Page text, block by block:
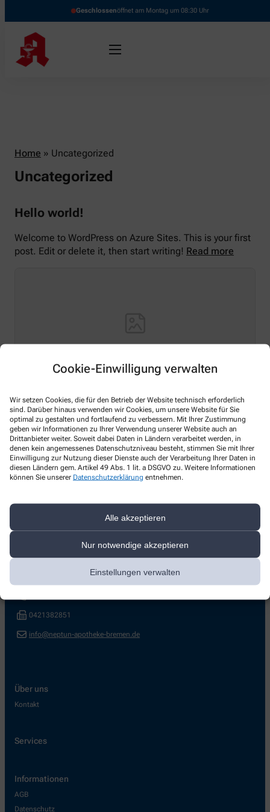
Cookie-Einwilligung verwalten
Wir setzen Cookies, die für den Betrieb der Website technisch erforderlich
sind. Darüber hinaus verwenden wir Cookies, um unsere Website für Sie
optimal zu gestalten und fortlaufend zu verbessern. Mit Ihrer Zustimmung
geben wir Informationen zu Ihrer Verwendung unserer Website auch an
Drittanbieter weiter. Soweit dabei Daten in Ländern verarbeitet werden, in
denen kein angemessenes Datenschutzniveau besteht, stimmen Sie mit Ihrer
Einwilligung zur Nutzung dieser Dienste auch der Verarbeitung Ihrer Daten in
diesen Ländern gem. Artikel 49 Abs. 1 lit. a DSGVO zu. Weitere Informationen
können Sie unserer Datenschutzerklärung entnehmen.
Alle akzeptieren
Nur notwendige akzeptieren
Einstellungen verwalten
Geschlossenöffnet am Montag um 08:30 Uhr
Home » Uncategorized
Uncategorized
Hello world!
Welcome to WordPress on Azure Sites. This is your first
post. Edit or delete it, then start writing! Read more
Hello world!
Welcome to WordPress on Azure Sites. This is your first
post. Edit or delete it, then start writing!
Mehr lesen
Kontakt
Neptun-Apotheke
0421382851
info@neptun-apotheke-bremen.de
Über uns
Kontakt
Services
Informationen
AGB
Datenschutz